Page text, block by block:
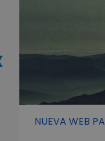
NUEVA WEB